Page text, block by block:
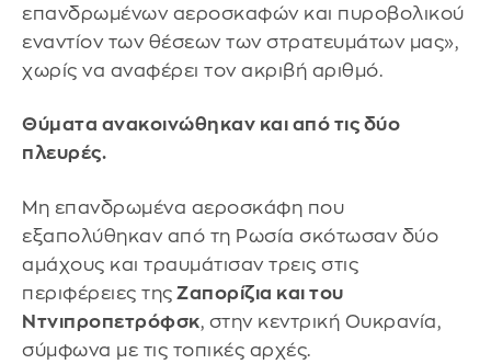
επανδρωμένων αεροσκαφών και πυροβολικού
εναντίον των θέσεων των στρατευμάτων μας»,
χωρίς να αναφέρει τον ακριβή αριθμό.
Θύματα ανακοινώθηκαν και από τις δύο
πλευρές.
Μη επανδρωμένα αεροσκάφη που
εξαπολύθηκαν από τη Ρωσία σκότωσαν δύο
αμάχους και τραυμάτισαν τρεις στις
περιφέρειες της Ζαπορίζια και του
Ντνιπροπετρόφσκ, στην κεντρική Ουκρανία,
σύμφωνα με τις τοπικές αρχές.